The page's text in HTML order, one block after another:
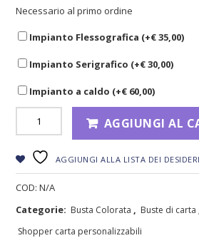
Necessario al primo ordine
Impianto Flessografica (+€35,00)
Impianto Serigrafico (+€30,00)
Impianto a caldo (+€ 60,00)
AGGIUNGI AL
AGGIUNGI ALLA LISTA DEI DESIDERI
COD: N/A
Categorie: Busta Colorata , Buste di carta
Shopper carta personalizzabili